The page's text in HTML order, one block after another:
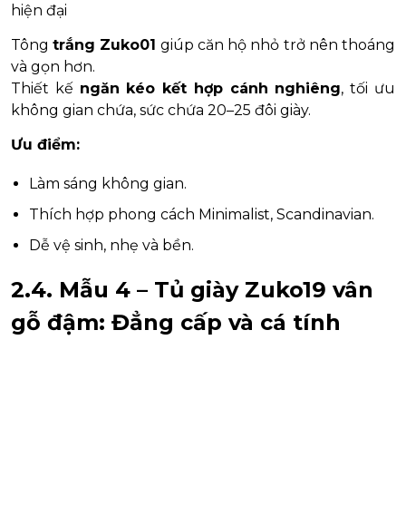
hiện đại
Tôngtrắng Zuko01 giúp căn hộ nhỏ trở nên thoáng
và gọn hơn.
Thiết kế ngăn kéo kết hợp cánh nghiêng, tối ưu
không gian chứa, sức chứa 20–25 đôi giày.
Ưu điểm:
Làm sáng không gian.
Thích hợp phong cách Minimalist, Scandinavian.
Dễ vệ sinh, nhẹ và bền.
2.4. Mẫu 4 – Tủ giày Zuko19 vân
gỗ đậm: Đẳng cấp và cá tính